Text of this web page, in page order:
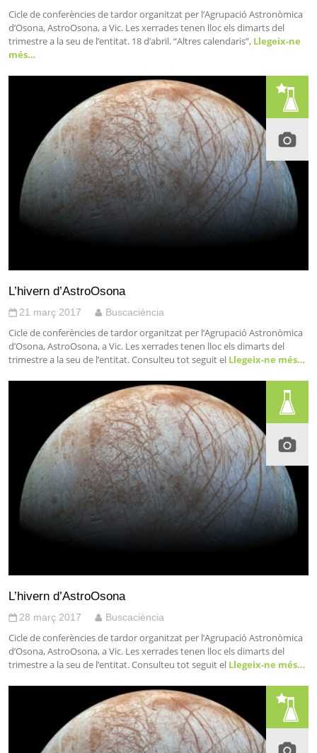
Cicle de conferències de tardor organitzat per l’Agrupació Astronòmica
d’Osona, AstroOsona, a Vic. Les xerrades tenen lloc els dimarts del
trimestre a la seu de l’entitat. 18 d’abril. “Altres calendaris”, Llegeix-ne
més…
L’hivern d’AstroOsona
21 març 2017 Buscaciència
Cicle de conferències de tardor organitzat per l’Agrupació Astronòmica
d’Osona, AstroOsona, a Vic. Les xerrades tenen lloc els dimarts del
trimestre a la seu de l’entitat. Consulteu tot seguit el Llegeix-ne més…
L’hivern d’AstroOsona
28 març 2017 Buscaciència
Cicle de conferències de tardor organitzat per l’Agrupació Astronòmica
d’Osona, AstroOsona, a Vic. Les xerrades tenen lloc els dimarts del
trimestre a la seu de l’entitat. Consulteu tot seguit el Llegeix-ne més…